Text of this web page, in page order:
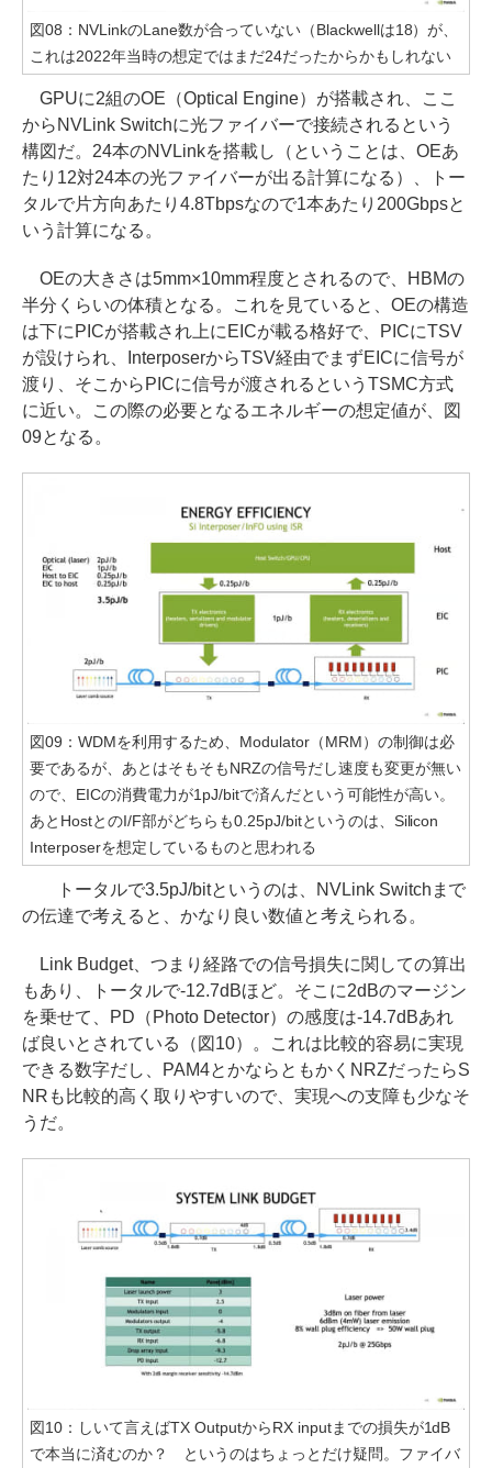
図08：NVLinkのLane数が合っていない（Blackwellは18）が、
これは2022年当時の想定ではまだ24だったからかもしれない
GPUに2組のOE（Optical Engine）が搭載され、ここ
からNVLink Switchに光ファイバーで接続されるという
構図だ。24本のNVLinkを搭載し（ということは、OEあ
たり12対24本の光ファイバーが出る計算になる）、トー
タルで片方向あたり4.8Tbpsなので1本あたり200Gbpsと
いう計算になる。
OEの大きさは5mm×10mm程度とされるので、HBMの
半分くらいの体積となる。これを見ていると、OEの構造
は下にPICが搭載され上にEICが載る格好で、PICにTSV
が設けられ、InterposerからTSV経由でまずEICに信号が
渡り、そこからPICに信号が渡されるというTSMC方式
に近い。この際の必要となるエネルギーの想定値が、図
09となる。
図09：WDMを利用するため、Modulator（MRM）の制御は必
要であるが、あとはそもそもNRZの信号だし速度も変更が無い
ので、EICの消費電力が1pJ/bitで済んだという可能性が高い。
あとHostとのI/F部がどちらも0.25pJ/bitというのは、Silicon
Interposerを想定しているものと思われる
トータルで3.5pJ/bitというのは、NVLink Switchまで
の伝達で考えると、かなり良い数値と考えられる。
Link Budget、つまり経路での信号損失に関しての算出
もあり、トータルで-12.7dBほど。そこに2dBのマージン
を乗せて、PD（Photo Detector）の感度は-14.7dBあれ
ば良いとされている（図10）。これは比較的容易に実現
できる数字だし、PAM4とかならともかくNRZだったらS
NRも比較的高く取りやすいので、実現への支障も少なそ
うだ。
図10：しいて言えばTX OutputからRX inputまでの損失が1dB
で本当に済むのか？ というのはちょっとだけ疑問。ファイバ